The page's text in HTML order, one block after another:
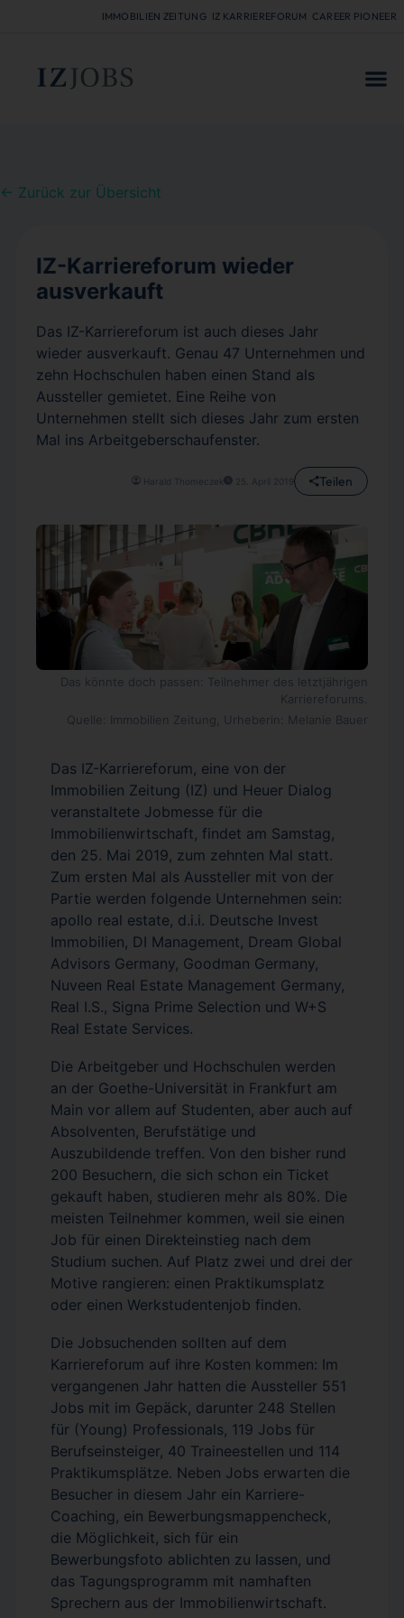
IMMOBILIEN ZEITUNG IZ KARRIEREFORUM CAREER PIONEER
← Zurück zur Übersicht
IZ-Karriereforum wieder
ausverkauft
Das IZ-Karriereforum ist auch dieses Jahr
wieder ausverkauft. Genau 47 Unternehmen und
zehn Hochschulen haben einen Stand als
Aussteller gemietet. Eine Reihe von
Unternehmen stellt sich dieses Jahr zum ersten
Mal ins Arbeitgeberschaufenster.
Harald Thomeczek 25. April 2019 Teilen
Das könnte doch passen: Teilnehmer des letztjährigen
Karriereforums.
Quelle: Immobilien Zeitung, Urheberin: Melanie Bauer
Das IZ-Karriereforum, eine von der
Immobilien Zeitung (IZ) und Heuer Dialog
veranstaltete Jobmesse für die
Immobilienwirtschaft, findet am Samstag,
den 25. Mai 2019, zum zehnten Mal statt.
Zum ersten Mal als Aussteller mit von der
Partie werden folgende Unternehmen sein:
apollo real estate, d.i.i. Deutsche Invest
Immobilien, DI Management, Dream Global
Advisors Germany, Goodman Germany,
Nuveen Real Estate Management Germany,
Real I.S., Signa Prime Selection und W+S
Real Estate Services.
Die Arbeitgeber und Hochschulen werden
an der Goethe-Universität in Frankfurt am
Main vor allem auf Studenten, aber auch auf
Absolventen, Berufstätige und
Auszubildende treffen. Von den bisher rund
200 Besuchern, die sich schon ein Ticket
gekauft haben, studieren mehr als 80%. Die
meisten Teilnehmer kommen, weil sie einen
Job für einen Direkteinstieg nach dem
Studium suchen. Auf Platz zwei und drei der
Motive rangieren: einen Praktikumsplatz
oder einen Werkstudentenjob finden.
Die Jobsuchenden sollten auf dem
Karriereforum auf ihre Kosten kommen: Im
vergangenen Jahr hatten die Aussteller 551
Jobs mit im Gepäck, darunter 248 Stellen
für (Young) Professionals, 119 Jobs für
Berufseinsteiger, 40 Traineestellen und 114
Praktikumsplätze. Neben Jobs erwarten die
Besucher in diesem Jahr ein Karriere-
Coaching, ein Bewerbungsmappencheck,
die Möglichkeit, sich für ein
Bewerbungsfoto ablichten zu lassen, und
das Tagungsprogramm mit namhaften
Sprechern aus der Immobilienwirtschaft.